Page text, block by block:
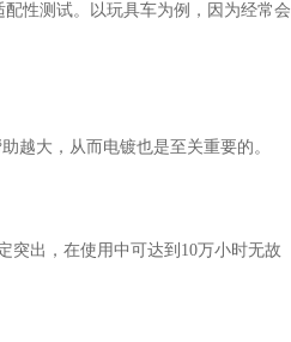
性测试。以玩具车为例，因为经常会
越大，从而电镀也是至关重要的。
突出，在使用中可达到 10万小时无故